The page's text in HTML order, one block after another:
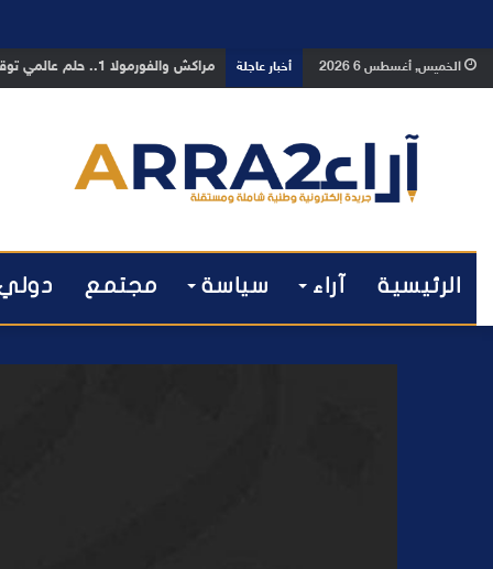
الخميس, أغسطس 6 2026 أخبار عاجلة بوفوطا يكتب : بين صمت الحكومة
الرئيسية آراء سياسة مجتمع